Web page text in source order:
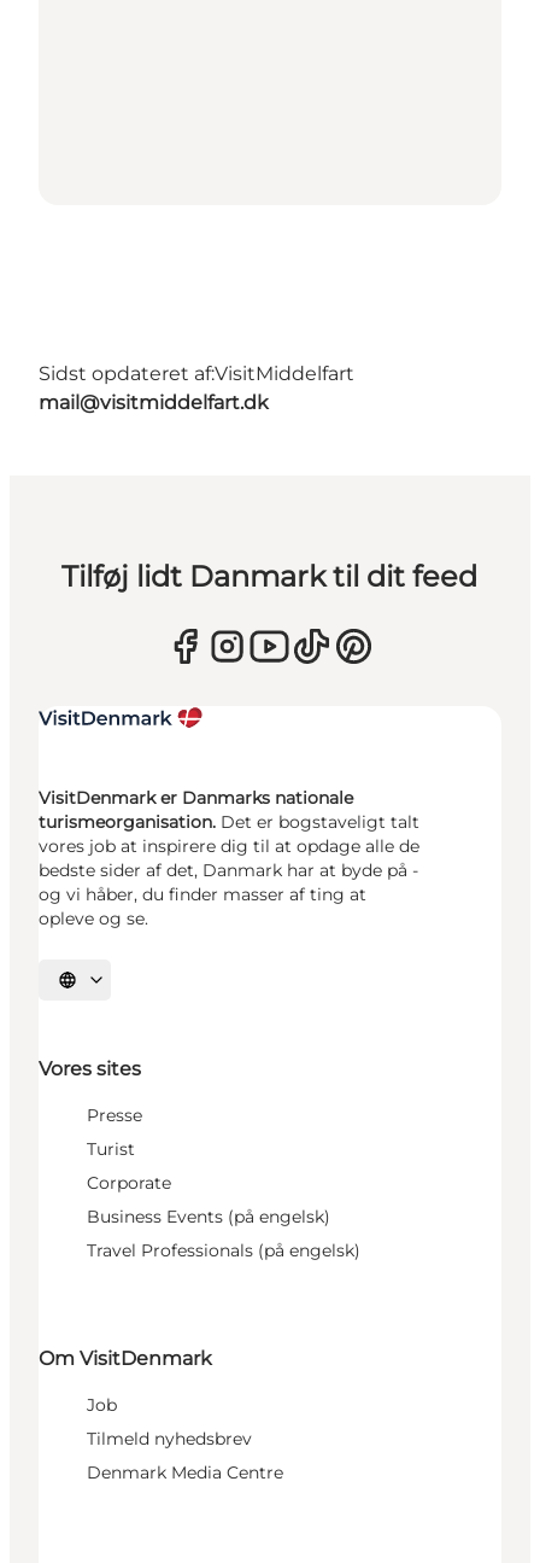
Sidst opdateret af:VisitMiddelfart
mail@visitmiddelfart.dk
Tilføj lidt Danmark til dit feed
VisitDenmark er Danmarks nationale
turismeorganisation. Det er bogstaveligt talt
vores job at inspirere dig til at opdage alle de
bedste sider af det, Danmark har at byde på -
og vi håber, du finder masser af ting at
opleve og se.
Vælg sprog
Vores sites
Presse
Turist
Corporate
Business Events (på engelsk)
Travel Professionals (på engelsk)
Om VisitDenmark
Job
Tilmeld nyhedsbrev
Denmark Media Centre